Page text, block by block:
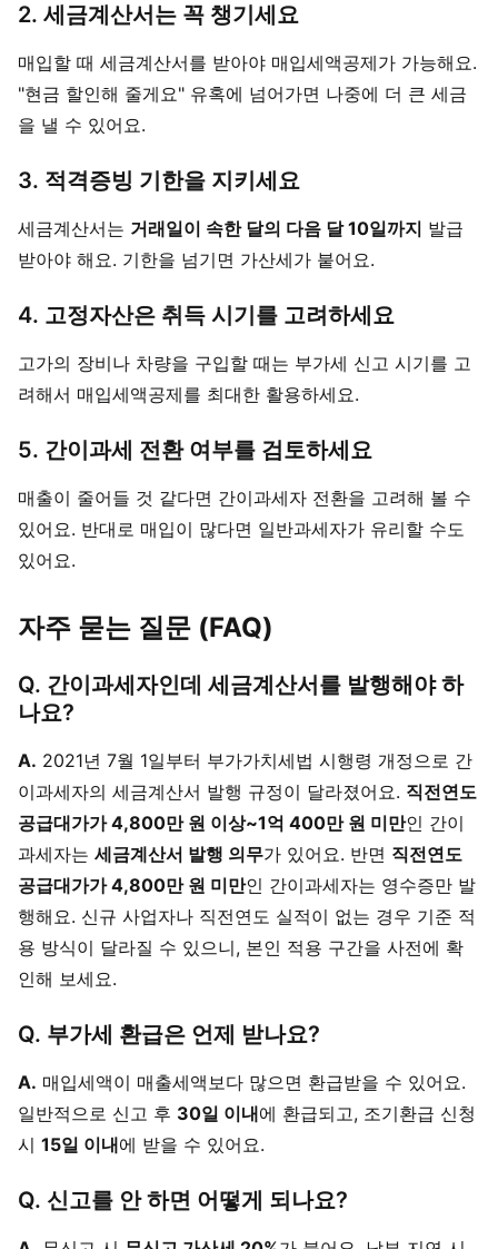
2. 세금계산서는 꼭 챙기세요
매입할 때 세금계산서를 받아야 매입세액공제가 가능해요.
"현금 할인해 줄게요" 유혹에 넘어가면 나중에 더 큰 세금
을 낼 수 있어요.
3. 적격증빙 기한을 지키세요
세금계산서는 거래일이 속한 달의 다음 달 10일까지 발급
받아야 해요. 기한을 넘기면 가산세가 붙어요.
4. 고정자산은 취득 시기를 고려하세요
고가의 장비나 차량을 구입할 때는 부가세 신고 시기를 고
려해서 매입세액공제를 최대한 활용하세요.
5. 간이과세 전환 여부를 검토하세요
매출이 줄어들 것 같다면 간이과세자 전환을 고려해 볼 수
있어요. 반대로 매입이 많다면 일반과세자가 유리할 수도
있어요.
자주 묻는 질문 (FAQ)
Q. 간이과세자인데 세금계산서를 발행해야 하
나요?
A. 2021년 7월 1일부터 부가가치세법 시행령 개정으로 간
이과세자의 세금계산서 발행 규정이 달라졌어요. 직전연도
공급대가가 4,800만 원 이상~1억 400만 원 미만인 간이
과세자는 세금계산서 발행 의무가 있어요. 반면 직전연도
공급대가가 4,800만 원 미만인 간이과세자는 영수증만 발
행해요. 신규 사업자나 직전연도 실적이 없는 경우 기준 적
용 방식이 달라질 수 있으니, 본인 적용 구간을 사전에 확
인해 보세요.
Q. 부가세 환급은 언제 받나요?
A. 매입세액이 매출세액보다 많으면 환급받을 수 있어요.
일반적으로 신고 후 30일 이내에 환급되고, 조기환급 신청
시 15일 이내에 받을 수 있어요.
Q. 신고를 안 하면 어떻게 되나요?